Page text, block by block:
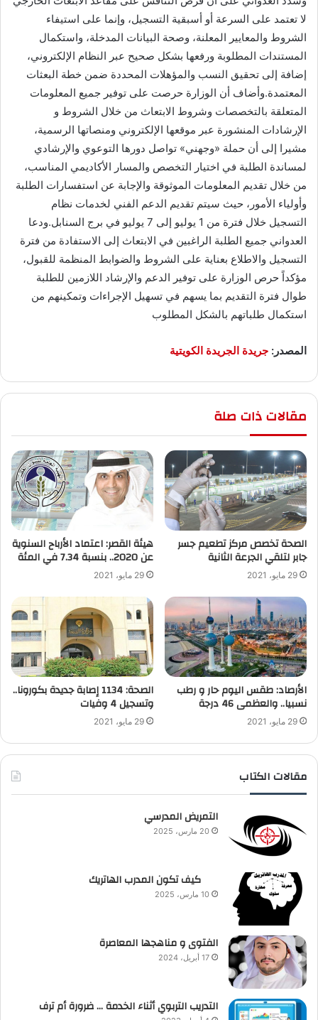
لا تعتمد على السرعة أو أسبقية التسجيل، وإنما على استيفاء
الشروط والمعايير المعلنة، وصحة البيانات المدخلة، واستكمال
المستندات المطلوبة ورفعها بشكل صحيح عبر النظام الإلكتروني،
إضافة إلى تحقيق النسب والمؤهلات المحددة ضمن خطة البعثات
المعتمدة.وأضاف أن الوزارة حرصت على توفير جميع المعلومات
المتعلقة بالتخصصات وشروط الابتعاث من خلال الشروط و
الإرشادات المنشورة عبر موقعها الإلكتروني ومنصاتها الرسمية،
مشيرا إلى أن حملة «وجهني» تواصل دورها التوعوي والإرشادي
لمساندة الطلبة في اختيار التخصص والمسار الأكاديمي المناسب،
من خلال تقديم المعلومات الموثوقة والإجابة عن استفسارات الطلبة
وأولياء الأمور، حيث سيتم تقديم الدعم الفني لخدمات نظام
التسجيل خلال فترة من 1 يوليو إلى 7 يوليو في برج السنابل.ودعا
العدواني جميع الطلبة الراغبين في الابتعاث إلى الاستفادة من فترة
التسجيل والاطلاع بعناية على الشروط والضوابط المنظمة للقبول،
مؤكداً حرص الوزارة على توفير الدعم والإرشاد اللازمين للطلبة
طوال فترة التقديم بما يسهم في تسهيل الإجراءات وتمكينهم من
استكمال طلباتهم بالشكل المطلوب
المصدر: جريدة الجريدة الكويتية
مقالات ذات صلة
الصحة تخصص مركز تطعيم جسر
جابر لتلقي الجرعة الثانية
29 مايو، 2021
هيئة القصر: اعتماد الأرباح السنوية
عن 2020.. بنسبة 7.34 في المئة
29 مايو، 2021
الأرصاد: طقس اليوم حار و رطب
نسبيا.. والعظمى 46 درجة
29 مايو، 2021
الصحة: 1134 إصابة جديدة بكورونا..
وتسجيل 4 وفيات
29 مايو، 2021
مقالات الكتاب
التمريض المدرسي
20 مارس، 2025
كيف تكون المدرب الهاتريك
10 مارس، 2025
الفتوى و مناهجها المعاصرة
17 أبريل، 2024
التدريب التربوي أثناء الخدمة … ضرورة أم ترف